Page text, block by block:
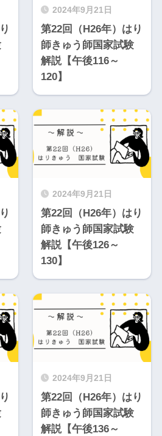
2024年9月21日
第22回（H26年）はり
師きゅう師国家試験
解説【午後116～
120】
2024年9月21日
第22回（H26年）はり
師きゅう師国家試験
解説【午後126～
130】
2024年9月21日
第22回（H26年）はり
師きゅう師国家試験
解説【午後136～